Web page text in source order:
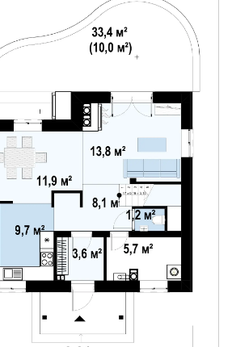
естественное
в течение всего дня;
окно с балконом cо
делает главную спальню еще
один над другим,
водопровода/
доме;
стиль архитектуры придется
любителям классики.